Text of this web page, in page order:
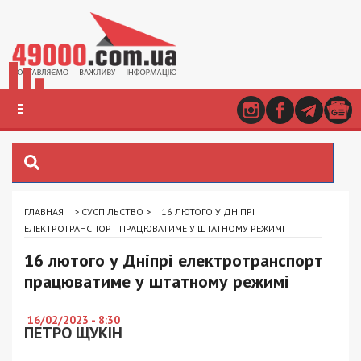
ГЛАВНАЯ > СУСПІЛЬСТВО >
16 ЛЮТОГО У ДНІПРІ
ЕЛЕКТРОТРАНСПОРТ ПРАЦЮВАТИМЕ У ШТАТНОМУ РЕЖИМІ
16 лютого у Дніпрі електротранспорт
працюватиме у штатному режимі
16/02/2023 - 8:30
ПЕТРО ЩУКІН